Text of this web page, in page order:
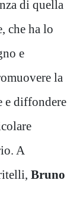
di quella
che ha lo
e
la
e diffondere
A
Bruno